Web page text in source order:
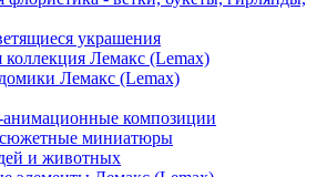
украшения
коллекция Лемакс (Lemax)
Лемакс (Lemax)
композиции
миниатюры
и животных